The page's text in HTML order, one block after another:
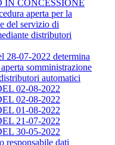
IN CONCESSIONE
aperta per la
del servizio di
distributori
28-07-2022 determina
somministrazione
automatici
02-08-2022
02-08-2022
01-08-2022
21-07-2022
30-05-2022
responsabile dati